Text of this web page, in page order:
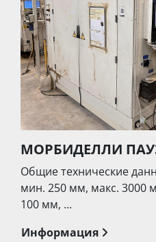
МОРБИДЕЛЛИ
Общие технические
мин. 250 мм, макс. 3000
100 мм, ...
Информация